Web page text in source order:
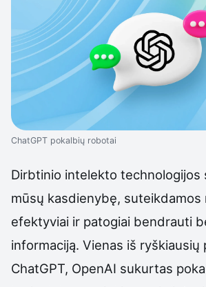
ChatGPT pokalbių robotai
Dirbtinio intelekto technologijos
mūsų kasdienybę, suteikdamos
efektyviai ir patogiai bendrauti
informaciją. Vienas iš ryškiausių
ChatGPT, OpenAI sukurtas